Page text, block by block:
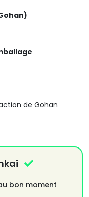
de Gohan
bon moment